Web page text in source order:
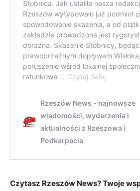
Czytasz Rzeszów News? Twoje